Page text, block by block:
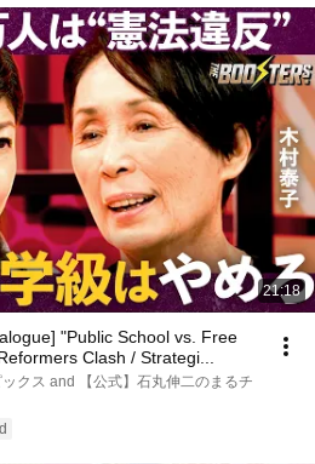
21:18
"Public School vs. Free
Clash / Strategi...
クス and 【公式】石丸伸二のまるチ